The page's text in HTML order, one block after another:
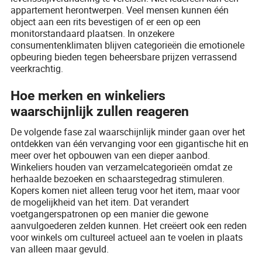
appartement herontwerpen. Veel mensen kunnen één
object aan een rits bevestigen of er een op een
monitorstandaard plaatsen. In onzekere
consumentenklimaten blijven categorieën die emotionele
opbeuring bieden tegen beheersbare prijzen verrassend
veerkrachtig.
Hoe merken en winkeliers
waarschijnlijk zullen reageren
De volgende fase zal waarschijnlijk minder gaan over het
ontdekken van één vervanging voor een gigantische hit en
meer over het opbouwen van een dieper aanbod.
Winkeliers houden van verzamelcategorieën omdat ze
herhaalde bezoeken en schaarstegedrag stimuleren.
Kopers komen niet alleen terug voor het item, maar voor
de mogelijkheid van het item. Dat verandert
voetgangerspatronen op een manier die gewone
aanvulgoederen zelden kunnen. Het creëert ook een reden
voor winkels om cultureel actueel aan te voelen in plaats
van alleen maar gevuld.